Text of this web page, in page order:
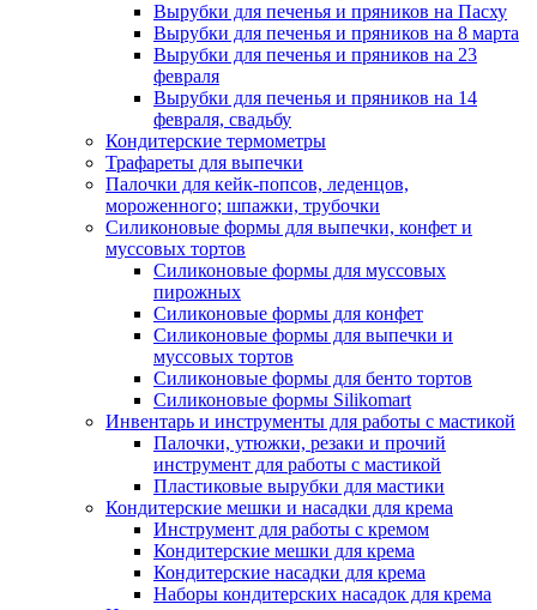
Вырубки для печенья и пряников на Пасху
Вырубки для печенья и пряников на 8 марта
Вырубки для печенья и пряников на 23
февраля
Вырубки для печенья и пряников на 14
февраля, свадьбу
Кондитерские термометры
Трафареты для выпечки
Палочки для кейк-попсов, леденцов,
мороженного; шпажки, трубочки
Силиконовые формы для выпечки, конфет и
муссовых тортов
Силиконовые формы для муссовых
пирожных
Силиконовые формы для конфет
Силиконовые формы для выпечки и
муссовых тортов
Силиконовые формы для бенто тортов
Силиконовые формы Silikomart
Инвентарь и инструменты для работы с мастикой
Палочки, утюжки, резаки и прочий
инструмент для работы с мастикой
Пластиковые вырубки для мастики
Кондитерские мешки и насадки для крема
Инструмент для работы с кремом
Кондитерские мешки для крема
Кондитерские насадки для крема
Наборы кондитерских насадок для крема